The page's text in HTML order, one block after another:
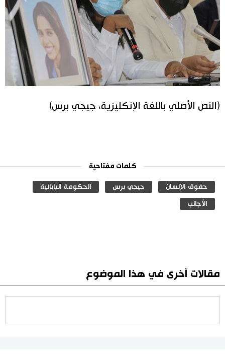
(النص الأصلي باللغة الإنكليزية، جيجي برس)
كلمات مفتاحية
حقوق الإنسان جيجي برس الحكومة اليابانية
الأجانب
مقالات أخرى في هذا الموضوع